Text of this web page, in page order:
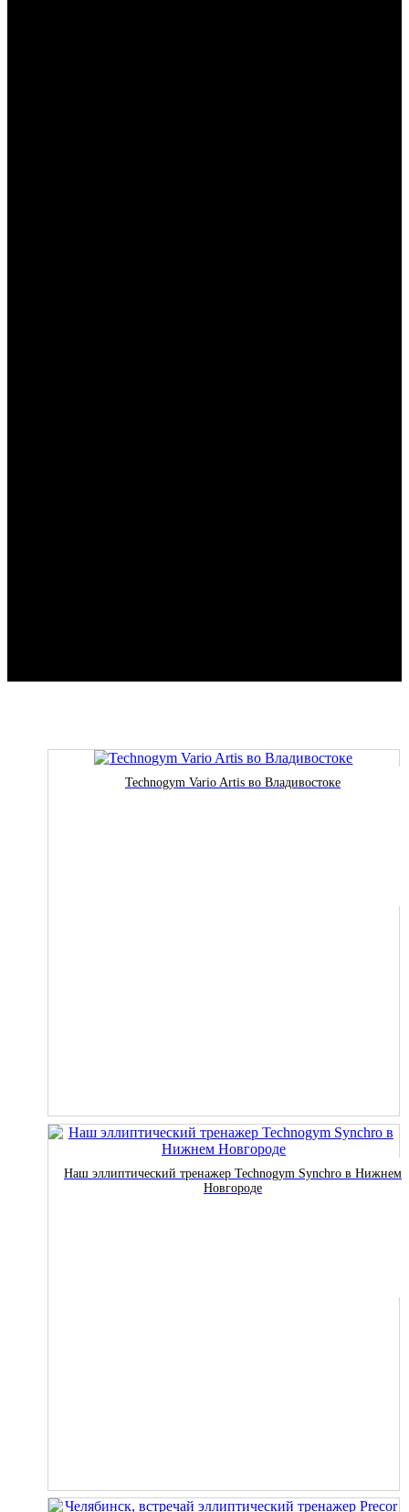
Technogym Vario Artis во Владивостоке
Наш эллиптический тренажер Technogym Synchro в Нижнем
Новгороде